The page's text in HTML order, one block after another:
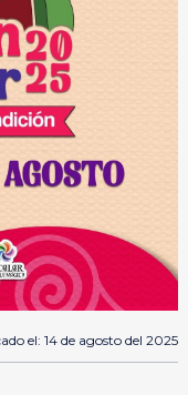
el: 14 de agosto del 2025